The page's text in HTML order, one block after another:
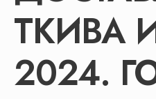
ТКИВА
2024.